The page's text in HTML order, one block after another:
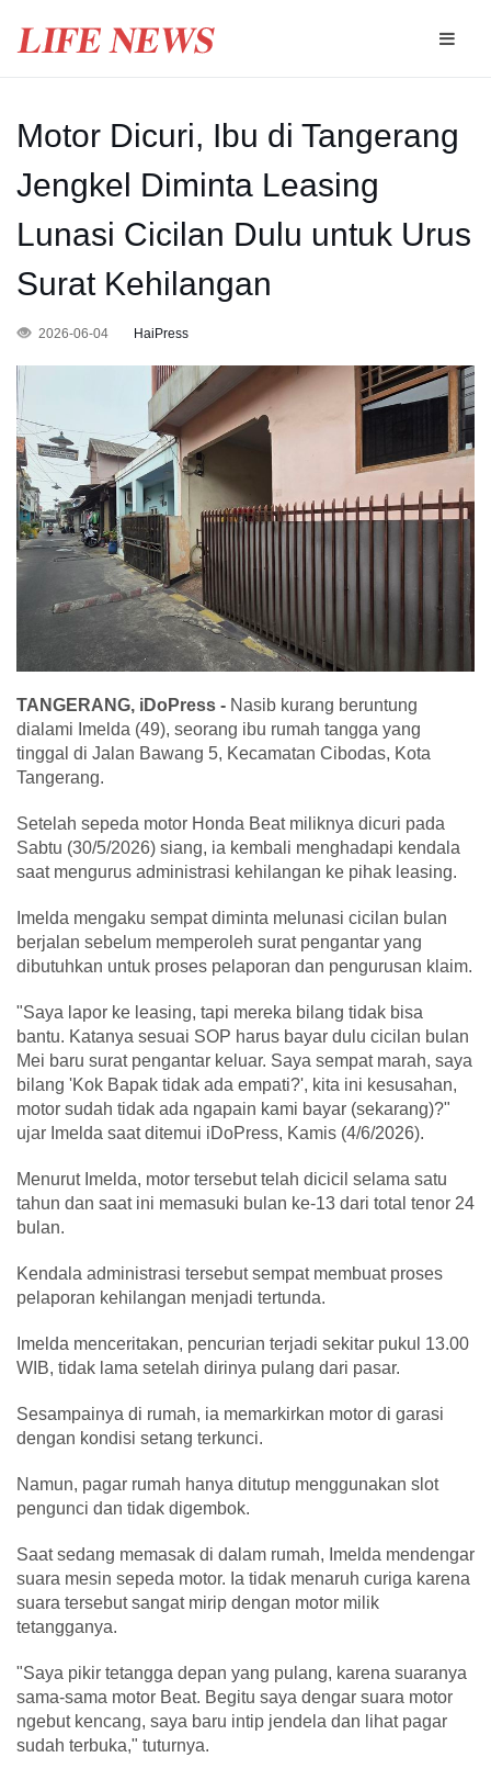
Motor Dicuri, Ibu di Tangerang
Jengkel Diminta Leasing
Lunasi Cicilan Dulu untuk Urus
Surat Kehilangan
2026-06-04 HaiPress
TANGERANG, iDoPress - Nasib kurang beruntung
dialami Imelda (49), seorang ibu rumah tangga yang
tinggal di Jalan Bawang 5, Kecamatan Cibodas, Kota
Tangerang.
Setelah sepeda motor Honda Beat miliknya dicuri pada
Sabtu (30/5/2026) siang, ia kembali menghadapi kendala
saat mengurus administrasi kehilangan ke pihak leasing.
Imelda mengaku sempat diminta melunasi cicilan bulan
berjalan sebelum memperoleh surat pengantar yang
dibutuhkan untuk proses pelaporan dan pengurusan klaim.
"Saya lapor ke leasing, tapi mereka bilang tidak bisa
bantu. Katanya sesuai SOP harus bayar dulu cicilan bulan
Mei baru surat pengantar keluar. Saya sempat marah, saya
bilang 'Kok Bapak tidak ada empati?', kita ini kesusahan,
motor sudah tidak ada ngapain kami bayar (sekarang)?"
ujar Imelda saat ditemui iDoPress, Kamis (4/6/2026).
Menurut Imelda, motor tersebut telah dicicil selama satu
tahun dan saat ini memasuki bulan ke-13 dari total tenor 24
bulan.
Kendala administrasi tersebut sempat membuat proses
pelaporan kehilangan menjadi tertunda.
Imelda menceritakan, pencurian terjadi sekitar pukul 13.00
WIB, tidak lama setelah dirinya pulang dari pasar.
Sesampainya di rumah, ia memarkirkan motor di garasi
dengan kondisi setang terkunci.
Namun, pagar rumah hanya ditutup menggunakan slot
pengunci dan tidak digembok.
Saat sedang memasak di dalam rumah, Imelda mendengar
suara mesin sepeda motor. Ia tidak menaruh curiga karena
suara tersebut sangat mirip dengan motor milik
tetangganya.
"Saya pikir tetangga depan yang pulang, karena suaranya
sama-sama motor Beat. Begitu saya dengar suara motor
ngebut kencang, saya baru intip jendela dan lihat pagar
sudah terbuka," tuturnya.